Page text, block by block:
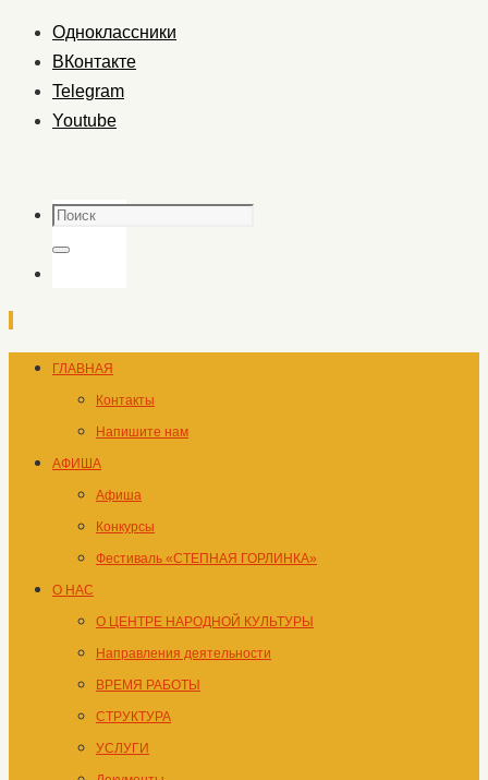
Одноклассники
ВКонтакте
Telegram
Youtube
Поиск
Поиск
Перейти
содержимому
ГЛАВНАЯ
Контакты
Напишите нам
АФИША
Афиша
Конкурсы
Фестиваль «СТЕПНАЯ ГОРЛИНКА»
О НАС
О ЦЕНТРЕ НАРОДНОЙ КУЛЬТУРЫ
Направления деятельности
ВРЕМЯ РАБОТЫ
СТРУКТУРА
УСЛУГИ